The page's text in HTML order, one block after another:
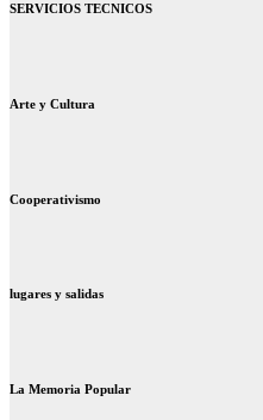
SERVICIOS TECNICOS
Arte y Cultura
Cooperativismo
lugares y salidas
La Memoria Popular